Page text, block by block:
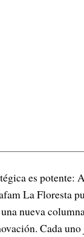
es potente:
La Floresta
nueva
Cada